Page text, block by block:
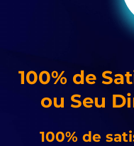
100% de
ou Seu
100% de